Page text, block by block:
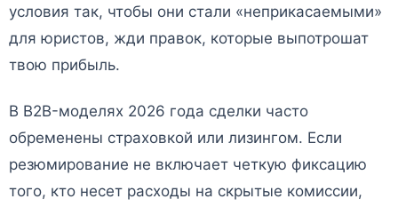
условия так, чтобы они стали «неприкасаемыми»
для юристов, жди правок, которые выпотрошат
твою прибыль.
В B2B-моделях 2026 года сделки часто
обременены страховкой или лизингом. Если
резюмирование не включает четкую фиксацию
того, кто несет расходы на скрытые комиссии,